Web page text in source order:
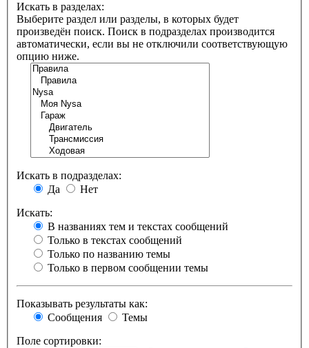
Искать в разделах:
Выберите раздел или разделы, в которых будет
произведён поиск. Поиск в подразделах производится
автоматически, если вы не отключили соответствующую
опцию ниже.
Искать в подразделах:
Да
Нет
Искать:
В названиях тем и текстах сообщений
Только в текстах сообщений
Только по названию темы
Только в первом сообщении темы
Показывать результаты как:
Сообщения
Темы
Поле сортировки: